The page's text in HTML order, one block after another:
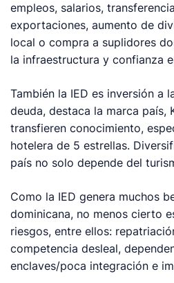
empleos, salarios,
exportaciones, aumento de
local o compra a suplidores
la infraestructura y confianza
También la IED es inversión a
deuda, destaca la marca país,
transfieren conocimiento,
hotelera de 5 estrellas.
país no solo depende del
Como la IED genera muchos
dominicana, no menos cierto
riesgos, entre ellos:
competencia desleal,
enclaves/poca integración e